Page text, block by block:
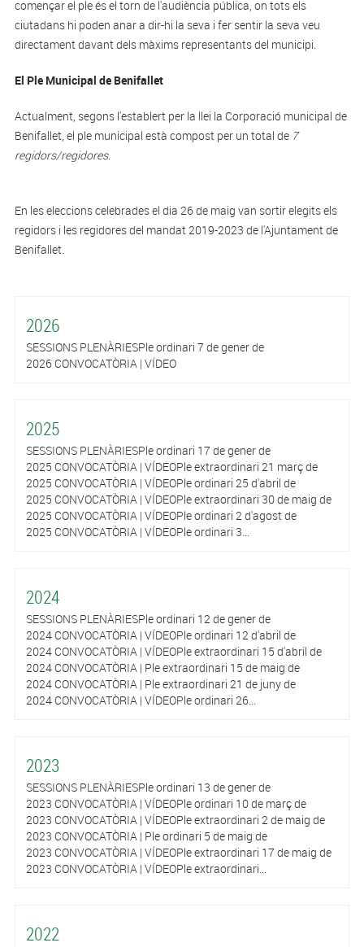
començar el ple és el torn de l'audiència pública, on tots els
ciutadans hi poden anar a dir-hi la seva i fer sentir la seva veu
directament davant dels màxims representants del municipi.
El Ple Municipal de Benifallet
Actualment, segons l'establert per la llei la Corporació municipal de
Benifallet, el ple municipal està compost per un total de 7
regidors/regidores.
En les eleccions celebrades el dia 26 de maig van sortir elegits els
regidors i les regidores del mandat 2019-2023 de l'Ajuntament de
Benifallet.
2026
SESSIONS PLENÀRIESPle ordinari 7 de gener de
2026 CONVOCATÒRIA | VÍDEO
2025
SESSIONS PLENÀRIESPle ordinari 17 de gener de
2025 CONVOCATÒRIA | VÍDEOPle extraordinari 21 març de
2025 CONVOCATÒRIA | VÍDEOPle ordinari 25 d'abril de
2025 CONVOCATÒRIA | VÍDEOPle extraordinari 30 de maig de
2025 CONVOCATÒRIA | VÍDEOPle ordinari 2 d'agost de
2025 CONVOCATÒRIA | VÍDEOPle ordinari 3...
2024
SESSIONS PLENÀRIESPle ordinari 12 de gener de
2024 CONVOCATÒRIA | VÍDEOPle ordinari 12 d'abril de
2024 CONVOCATÒRIA | VÍDEOPle extraordinari 15 d'abril de
2024 CONVOCATÒRIA | Ple extraordinari 15 de maig de
2024 CONVOCATÒRIA | Ple extraordinari 21 de juny de
2024 CONVOCATÒRIA | VÍDEOPle ordinari 26...
2023
SESSIONS PLENÀRIESPle ordinari 13 de gener de
2023 CONVOCATÒRIA | VÍDEOPle ordinari 10 de març de
2023 CONVOCATÒRIA | VÍDEOPle extraordinari 2 de maig de
2023 CONVOCATÒRIA | Ple ordinari 5 de maig de
2023 CONVOCATÒRIA | VÍDEOPle extraordinari 17 de maig de
2023 CONVOCATÒRIA | VÍDEOPle extraordinari...
2022